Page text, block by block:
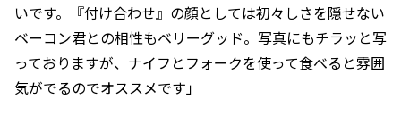
いです。『付け合わせ』の顔としては初々しさを隠せない
ベーコン君との相性もベリーグッド。写真にもチラッと写
っておりますが、ナイフとフォークを使って食べると雰囲
気がでるのでオススメです」